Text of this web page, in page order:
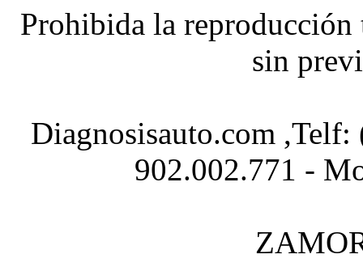
Prohibida la
sin
Diagnosisauto.com
902.002.771 -